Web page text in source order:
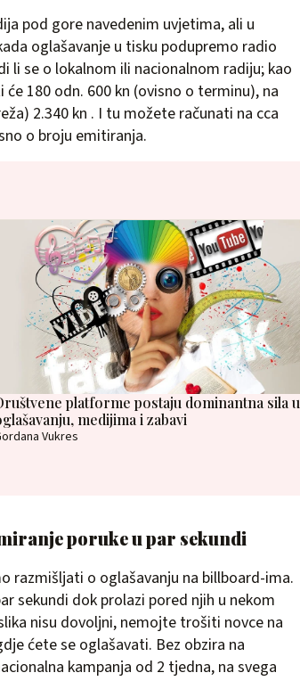
pod gore navedenim uvjetima, ali u
oglašavanje u tisku podupremo radio
li se o lokalnom ili nacionalnom radiju; kao
180 odn. 600 kn (ovisno o terminu), na
2.340 kn . I tu možete računati na cca
o broju emitiranja.
platforme postaju dominantna sila u
medijima i zabavi
Vukres
poruke u par sekundi
razmišljati o oglašavanju na billboard-ima.
sekundi dok prolazi pored njih u nekom
nisu dovoljni, nemojte trošiti novce na
ćete se oglašavati. Bez obzira na
kampanja od 2 tjedna, na svega